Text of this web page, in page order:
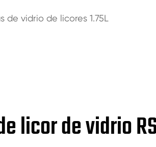
de vidrio de licores 1.75L
licor de vidrio